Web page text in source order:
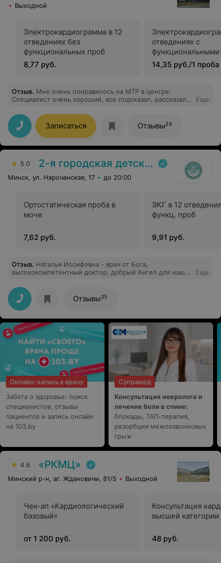
Выходной
Электрокардиограмма в 12
отведениях без
функциональных проб
8,77 руб.
отведениях с
14,35 руб./1 проба
Отзыв. Мне очень понравилось на МТР в центре.
Специалист очень хороший, все подсказал, рассказал,
Еще
Записаться Отзывы24
5.0 2-я городская детская клиническая больница
Минск, ул. Нарочанская, 17 до 20:00
Ортостатическая проба в
моче
7,62 руб.
ЭКГ в 12
функц. проб
9,91 руб.
Отзыв. Наталья Иосифовна - врач от Бога,
высококомпетентный доктор, добрый Ангел для наших
каждым годом под Вашим чутким руководством в
нефрологическом отделении все комфортнее и
комфортнее находиться!
Еще
Отзывы35
Онлайн-запись к врачу
Забота о здоровье: поиск
специалистов, отзывы
пациентов и запись онлайн
на 103.by
Супрамед
Консультация невролога и
лечение боли в спине:
блокады, ТАП-терапия,
резорбция межпозвонковых
грыж
4.6 «РКМЦ»
Минский р-н, аг. Ждановичи, 81/5 Выходной
Чек-ап «Кардиологический
базовый»
от 1 200 руб.
Консультация
высшей категории
48 руб.